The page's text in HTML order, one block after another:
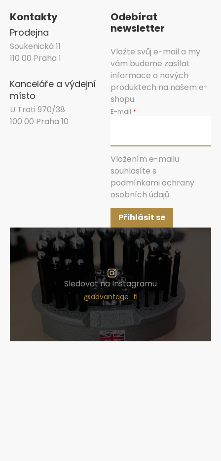
Kontakty
Prodejna
Soukenická 11
110 00 Praha 1
Kanceláře a výdejní
místo
U Trati 970/38
100 00 Praha 10
Odebírat
newsletter
Vložte svůj e-mail a my
vám budeme zasílat
informace o nových
produktech na našem e-
shopu.
E-mail
Vložením e-mailu
souhlasíte s
podmínkami ochrany
osobních údajů
Přihlásit se
Sledovat na Instagramu